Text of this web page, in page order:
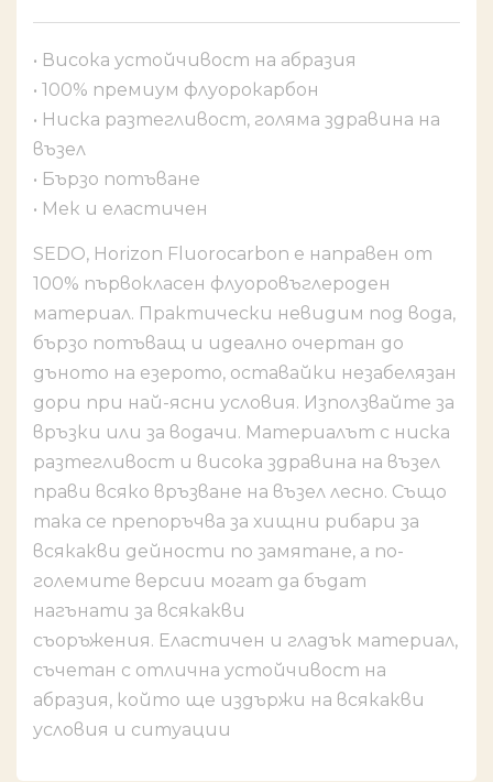
• Висока устойчивост на абразия
• 100% премиум флуорокарбон
• Ниска разтегливост, голяма здравина на
възел
• Бързо потъване
• Мек и еластичен
SEDO, Horizon Fluorocarbon е направен от
100% първокласен флуоровъглероден
материал. Практически невидим под вода,
бързо потъващ и идеално очертан до
дъното на езерото, оставайки незабелязан
дори при най-ясни условия. Използвайте за
връзки или за водачи. Материалът с ниска
разтегливост и висока здравина на възел
прави всяко връзване на възел лесно. Също
така се препоръчва за хищни рибари за
всякакви дейности по замятане, а по-
големите версии могат да бъдат
нагънати за всякакви
съоръжения. Еластичен и гладък материал,
съчетан с отлична устойчивост на
абразия, който ще издържи на всякакви
условия и ситуации